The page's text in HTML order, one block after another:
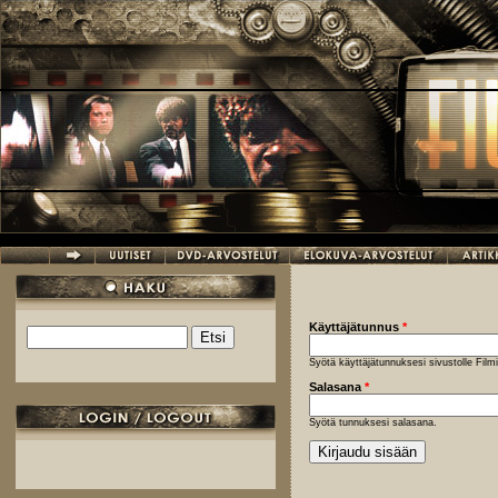
Hyppää pääsisältöön
Hakulomake
Käyttäjätunnus *
Syötä käyttäjätunnuksesi sivustolle
Salasana *
Syötä tunnuksesi salasana.